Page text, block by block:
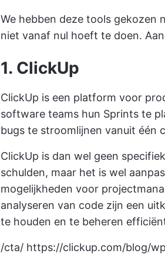
We hebben deze tools gekozen
niet vanaf nul hoeft te doen.
1. ClickUp
ClickUp is een platform voor
software teams hun Sprints te
bugs te stroomlijnen vanuit één
ClickUp is dan wel geen
schulden, maar het is wel
mogelijkheden voor
analyseren van code zijn een
te houden en te beheren
/cta/ https://clickup.com/blog/